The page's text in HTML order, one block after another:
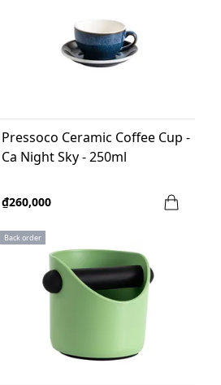
Pressoco Ceramic Coffee Cup -
Ca Night Sky - 250ml
₫260,000
Back order